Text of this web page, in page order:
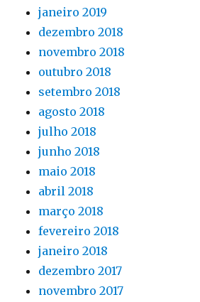
janeiro 2019
dezembro 2018
novembro 2018
outubro 2018
setembro 2018
agosto 2018
julho 2018
junho 2018
maio 2018
abril 2018
março 2018
fevereiro 2018
janeiro 2018
dezembro 2017
novembro 2017